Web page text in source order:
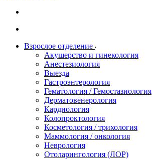
Взрослое отделение
Акушерство и гинекология
Анестезиология
Выезда
Гастроэнтерология
Гематология / Гемостазиология
Дерматовенерология
Кардиология
Колопроктология
Косметология / трихология
Маммология / онкология
Неврология
Отоларингология (ЛОР)